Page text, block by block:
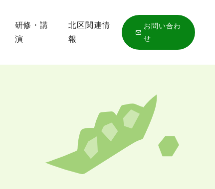
研修・講
演
北区関連情
報
お問い合わ
せ